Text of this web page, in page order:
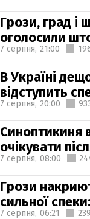
Грози, град і
оголосили
7 серпня, 21:00
В Україні
відступить
7 серпня, 20:00
Синоптикиня
очікувати
7 серпня, 08:00
Грози
сильної
7 серпня, 06:21